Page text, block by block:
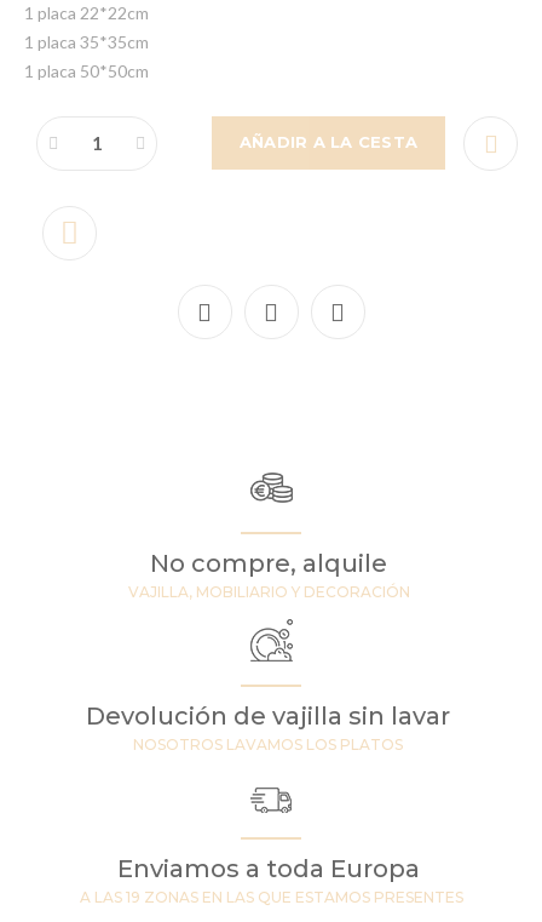
1 placa 22*22cm
1 placa 35*35cm
1 placa 50*50cm
AÑADIR A LA CESTA
No compre, alquile
VAJILLA, MOBILIARIO Y DECORACIÓN
Devolución de vajilla sin lavar
NOSOTROS LAVAMOS LOS PLATOS
Enviamos a toda Europa
A LAS 19 ZONAS EN LAS QUE ESTAMOS PRESENTES